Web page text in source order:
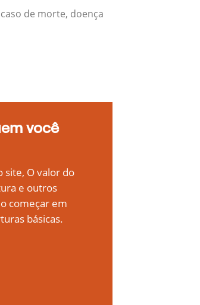
de morte, doença
você
site, O valor do
e outros
começar em
básicas.